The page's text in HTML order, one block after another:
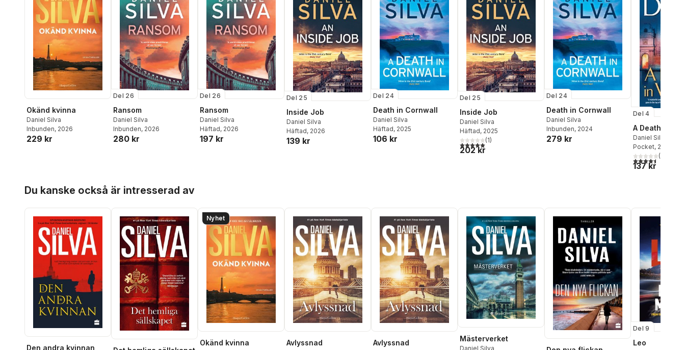
Okänd kvinna
Daniel Silva
Inbunden, 2026
229 kr
Del 26
Ransom
Daniel Silva
Inbunden, 2026
280 kr
Del 26
Ransom
Daniel Silva
Häftad, 2026
197 kr
Del 25
Inside Job
Daniel Silva
Häftad, 2026
139 kr
Del 24
Death in Cornwall
Daniel Silva
Häftad, 2025
106 kr
Del 25
Inside Job
Daniel Silva
Häftad, 2025
5,0utav 5 stjärnor. Totalt antal röster:
(1)
202 kr
Del 24
Death in Cornwall
Daniel Silva
Inbunden, 2024
279 kr
Del 4
A Death in
Daniel Silva
Pocket, 2005
4,5utav 5(
137 kr
Du kanske också är intresserad av
Den andra kvinnan
Nyhet
Okänd kvinna Avlyssnad Avlyssnad Mästerverket
Daniel Silva
Del 9
Leo